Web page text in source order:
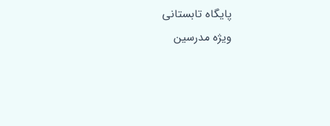
پایگاه تابستانی
ویژه مدرسین